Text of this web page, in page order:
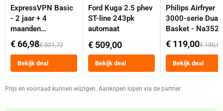
ExpressVPN Basic
- 2 jaar + 4
maanden
abonnement
€ 66,98€ 321,72
Bekijk deal
Ford Kuga 2.5 phev
ST-line 243pk
automaat
€ 509,00
Bekijk deal
Philips Airfryer
3000-serie Dual
Basket -
Dubbele Mand 9
Tot 6 Personen
Heteluchtfriteuse
Zwart
€ 119,00€ 130,00
Bekijk deal
Prijs en voorraad kunnen wijzigen. Aankopen lopen via de partner.